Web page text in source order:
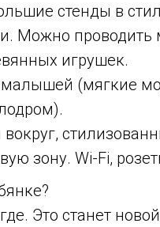
стенды в
Можно проводить
игрушек.
(мягкие
зону. Wi-Fi,
Это станет новой